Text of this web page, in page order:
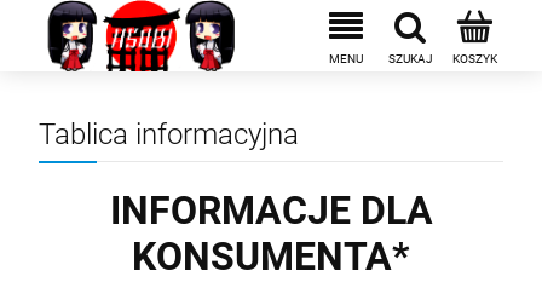
Tablica informacyjna
INFORMACJE DLA
KONSUMENTA*